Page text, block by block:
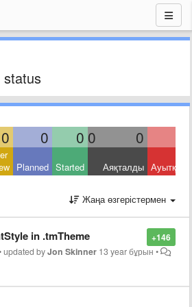
status
0 0 0 0 0
Planned Started Аяқталды
Жаңа өзгерістермен
+146
in .tmTheme
updated byJon Skinner 13 year бұрын •